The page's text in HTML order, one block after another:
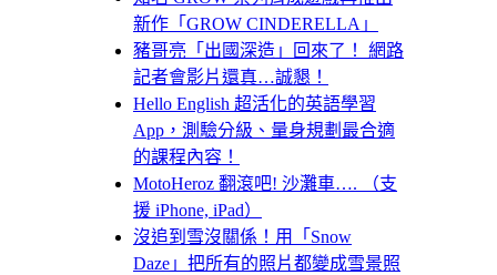
新作「GROW CINDERELLA」
豬哥亮「出國深造」回來了！ 網路
記者會影片還真…誠懇！
Hello English 超活化的英語學習
App，測驗分級、量身規劃最合適
的課程內容！
MotoHeroz 翻滾吧! 沙灘車…. （支
援 iPhone, iPad）
沒追到雪沒關係！用「Snow
Daze」把所有的照片都變成雪景照